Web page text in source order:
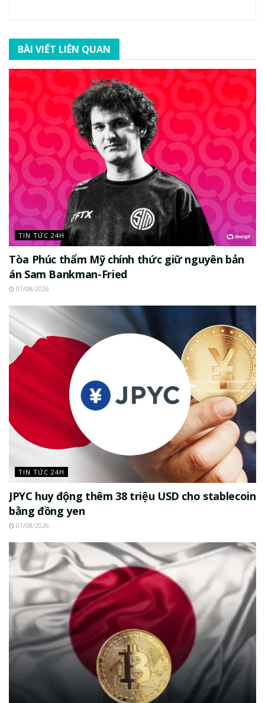
BÀI VIẾT LIÊN QUAN
TIN TỨC 24H
Tòa Phúc thẩm Mỹ chính thức giữ nguyên bản
án Sam Bankman-Fried
07/08/2026
TIN TỨC 24H
JPYC huy động thêm 38 triệu USD cho stablecoin
bằng đồng yen
07/08/2026